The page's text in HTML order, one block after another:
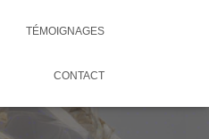
TÉMOIGNAGES
CONTACT